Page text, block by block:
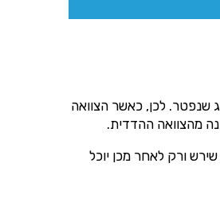
שנפטר. לכן, כאשר הצוואה
מהצוואה ההדדית.
ורק לאחר מכן יוכל